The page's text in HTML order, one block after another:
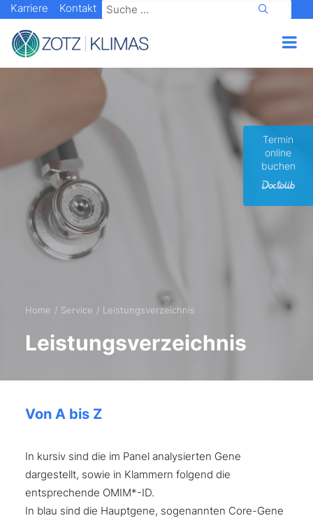
Termin
online
buchen
Karriere Kontakt
Home Service Leistungsverzeichnis
Leistungsverzeichnis
Von A bis Z
In kursiv sind die im Panel analysierten Gene
dargestellt, sowie in Klammern folgend die
entsprechende OMIM*-ID.
In blau sind die Hauptgene, sogenannten Core-Gene